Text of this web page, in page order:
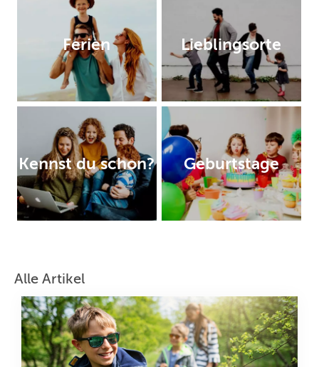
Ferien Lieblingsorte
Kennst du schon? Geburtstage
Alle Artikel